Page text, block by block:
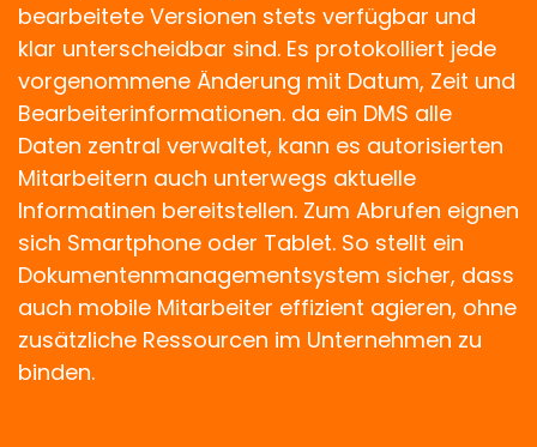
bearbeitete Versionen stets verfügbar und
klar unterscheidbar sind. Es protokolliert jede
vorgenommene Änderung mit Datum, Zeit und
Bearbeiterinformationen. da ein DMS alle
Daten zentral verwaltet, kann es autorisierten
Mitarbeitern auch unterwegs aktuelle
Informatinen bereitstellen. Zum Abrufen eignen
sich Smartphone oder Tablet. So stellt ein
Dokumentenmanagementsystem sicher, dass
auch mobile Mitarbeiter effizient agieren, ohne
zusätzliche Ressourcen im Unternehmen zu
binden.